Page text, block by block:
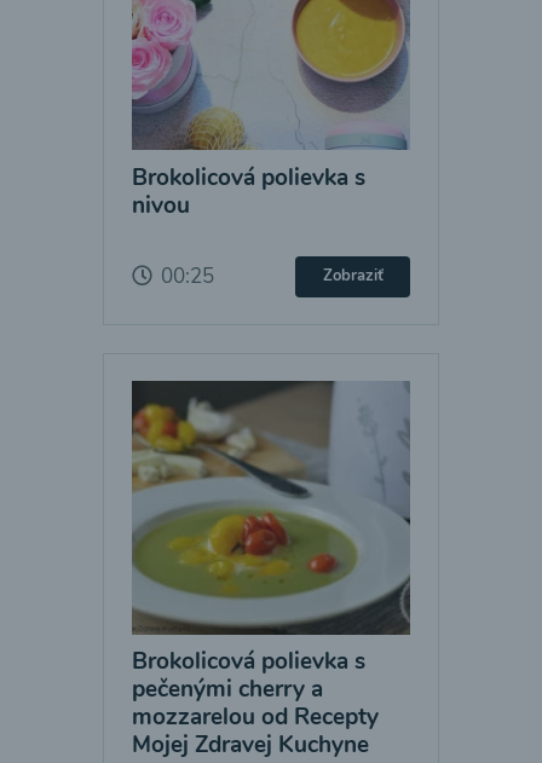
Brokolicová polievka s
nivou
00:25 Zobraziť
Brokolicová polievka s
pečenými cherry a
mozzarelou od Recepty
Mojej Zdravej Kuchyne